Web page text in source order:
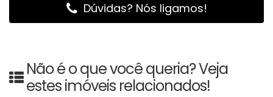
Dúvidas? Nós ligamos!
Não é o que você queria? Veja
estes imóveis relacionados!